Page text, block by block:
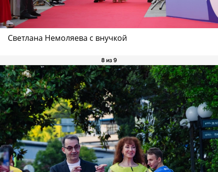
Светлана Немоляева с внучкой
8 из 9